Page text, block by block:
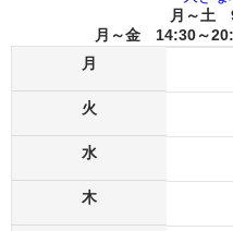
月～土
月～金 14:30～
月
火
水
木